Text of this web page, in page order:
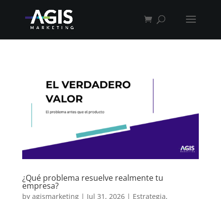
¿Qué problema resuelve realmente tu
empresa?
by agismarketing| Jul 31, 2026| Estrategia,